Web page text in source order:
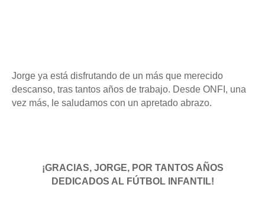
Jorge ya está disfrutando de un más que merecido
descanso, tras tantos años de trabajo. Desde ONFI, una
vez más, le saludamos con un apretado abrazo.
¡GRACIAS, JORGE, POR TANTOS AÑOS
DEDICADOS AL FÚTBOL INFANTIL!